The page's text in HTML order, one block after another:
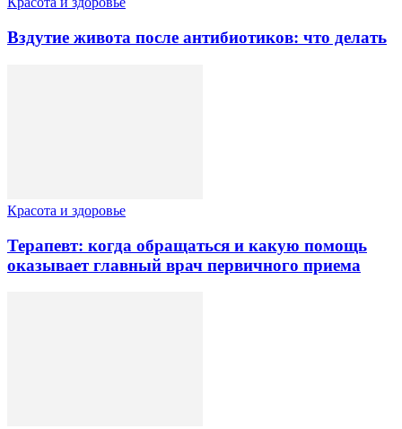
Вздутие живота после антибиотиков: что делать
Красота и здоровье
Терапевт: когда обращаться и какую помощь
оказывает главный врач первичного приема